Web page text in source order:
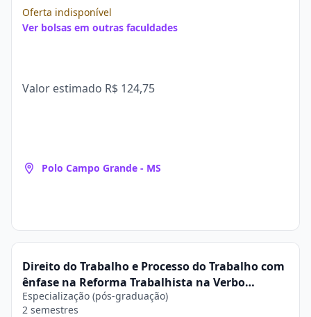
Oferta indisponível
Ver bolsas em outras faculdades
Valor estimado R$ 124,75
Polo Campo Grande - MS
Direito do Trabalho e Processo do Trabalho com
ênfase na Reforma Trabalhista na Verbo
Educacional
Especialização (pós-graduação)
2 semestres